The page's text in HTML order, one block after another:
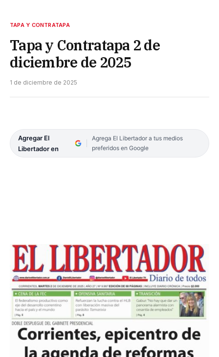
TAPA Y CONTRATAPA
Tapa y Contratapa 2 de
diciembre de 2025
1 de diciembre de 2025
Agregar El
Libertador en
Agrega El Libertador a tus medios
preferidos en Google